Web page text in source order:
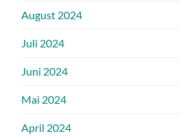
August 2024
Juli 2024
Juni 2024
Mai 2024
April 2024